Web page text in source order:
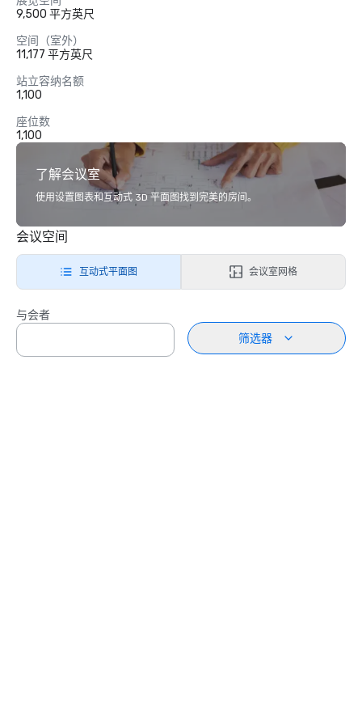
9,500 平方英尺
空间（室外）
11,177 平方英尺
站立容纳名额
1,100
座位数
1,100
了解会议室
使用设置图表和互动式 3D 平面图找到完美的房间。
会议空间
互动式平面图 会议室网格
与会者
筛选器